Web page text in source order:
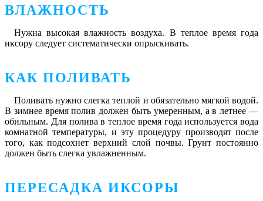
ВЛАЖНОСТЬ
Нужна высокая влажность воздуха. В теплое время года
иксору следует систематически опрыскивать.
КАК ПОЛИВАТЬ
Поливать нужно слегка теплой и обязательно мягкой водой.
В зимнее время полив должен быть умеренным, а в летнее ―
обильным. Для полива в теплое время года используется вода
комнатной температуры, и эту процедуру производят после
того, как подсохнет верхний слой почвы. Грунт постоянно
должен быть слегка увлажненным.
ПЕРЕСАДКА ИКСОРЫ